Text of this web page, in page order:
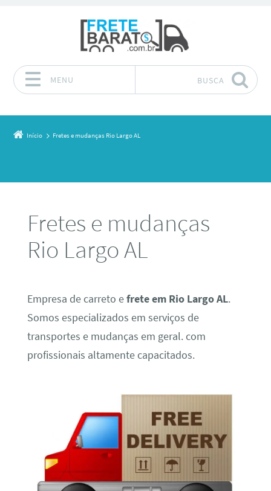
MENU BUSCA
Início Fretes e mudanças Rio Largo AL
Fretes e mudanças
Rio Largo AL
Empresa de carreto efrete em Rio Largo AL.
Somos especializados em serviços de
transportes e mudanças em geral. com
profissionais altamente capacitados.